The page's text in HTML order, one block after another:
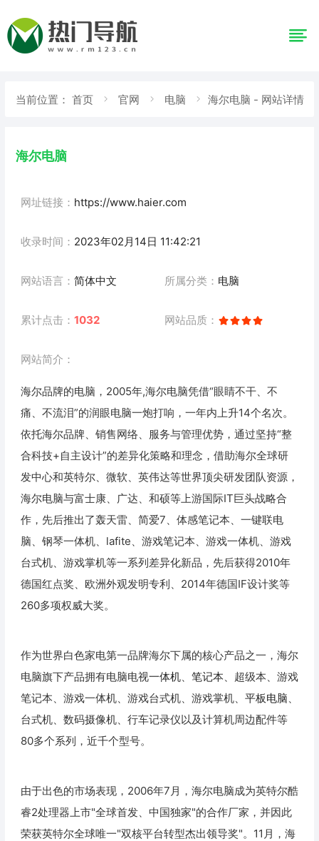
当前位置： 首页 官网 电脑 海尔电脑 - 网站详情
海尔电脑
网址链接： https://www.haier.com
收录时间： 2023年02月14日 11:42:21
网站语言： 简体中文 所属分类： 电脑
累计点击： 1032 网站品质：
网站简介：
海尔品牌的电脑，2005年,海尔电脑凭借“眼睛不干、不
痛、不流泪”的润眼电脑一炮打响，一年内上升14个名次。
依托海尔品牌、销售网络、服务与管理优势，通过坚持“整
合科技+自主设计”的差异化策略和理念，借助海尔全球研
发中心和英特尔、微软、英伟达等世界顶尖研发团队资源，
海尔电脑与富士康、广达、和硕等上游国际IT巨头战略合
作，先后推出了轰天雷、简爱7、体感笔记本、一键联电
脑、钢琴一体机、lafite、游戏笔记本、游戏一体机、游戏
台式机、游戏掌机等一系列差异化新品，先后获得2010年
德国红点奖、欧洲外观发明专利、2014年德国IF设计奖等
260多项权威大奖。
作为世界白色家电第一品牌海尔下属的核心产品之一，海尔
电脑旗下产品拥有电脑电视一体机、 笔记本、超级本、游戏
笔记本、游戏一体机、游戏台式机、游戏掌机、 平板电脑、
台式机、数码摄像机、行车记录仪以及计算机周边配件等
80多个系列，近千个型号。
由于出色的市场表现，2006年7月，海尔电脑成为英特尔酷
睿2处理器上市"全球首发、中国独家"的合作厂家，并因此
荣获英特尔全球唯一"双核平台转型杰出领导奖"。11月，海